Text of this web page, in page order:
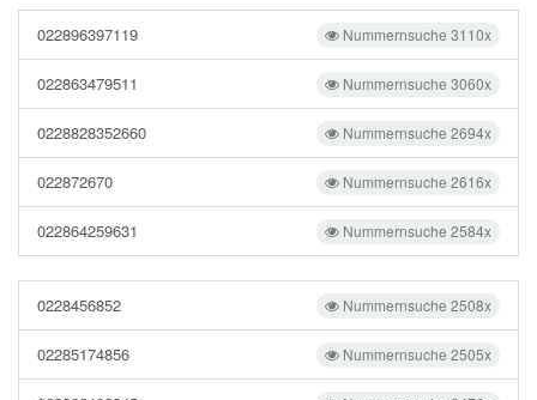
Nummernsuche 3110x
022896397119
Nummernsuche 3060x
022863479511
Nummernsuche 2694x
0228828352660
Nummernsuche 2616x
022872670
Nummernsuche 2584x
022864259631
Nummernsuche 2508x
0228456852
Nummernsuche 2505x
02285174856